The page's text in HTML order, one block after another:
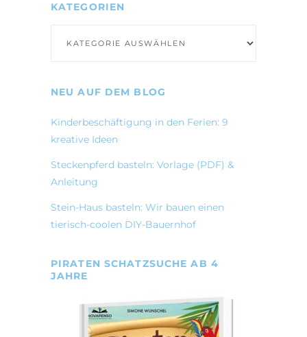
KATEGORIEN
NEU AUF DEM BLOG
Kinderbeschäftigung in den Ferien: 9
kreative Ideen
Steckenpferd basteln: Vorlage (PDF) &
Anleitung
Stein-Haus basteln: Wir bauen einen
tierisch-coolen DIY-Bauernhof
PIRATEN SCHATZSUCHE AB 4
JAHRE